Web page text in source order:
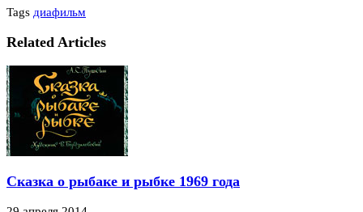
Tags диафильм
Related Articles
Сказка о рыбаке и рыбке 1969 года